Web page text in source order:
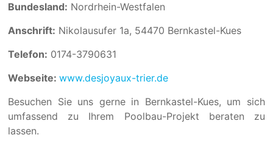
Bundesland: Nordrhein-Westfalen
Anschrift: Nikolausufer 1a, 54470 Bernkastel-Kues
Telefon: 0174-3790631
Webseite:www.desjoyaux-trier.de
Besuchen Sie uns gerne in Bernkastel-Kues, um sich
umfassend zu Ihrem Poolbau-Projekt beraten zu
lassen.